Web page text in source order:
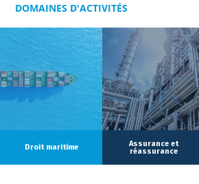
DOMAINES D'ACTIVITÉS
Droit maritime
Assurance et
réassurance